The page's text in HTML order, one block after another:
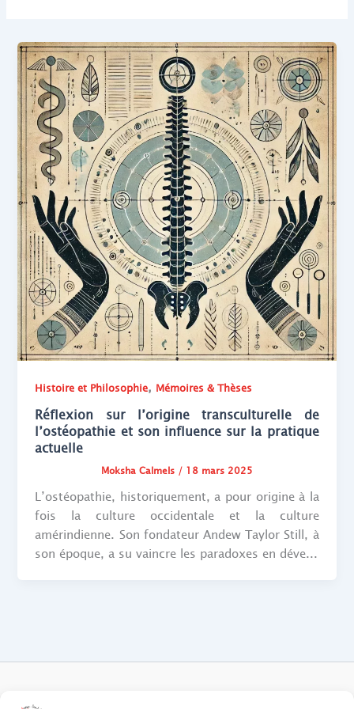
Histoire et Philosophie, Mémoires & Thèses
Réflexion sur l’origine transculturelle de
l’ostéopathie et son influence sur la pratique
actuelle
Moksha Calmels / 18 mars 2025
L’ostéopathie, historiquement, a pour origine à la
fois la culture occidentale et la culture
amérindienne. Son fondateur Andew Taylor Still, à
son époque, a su vaincre les paradoxes en déve...